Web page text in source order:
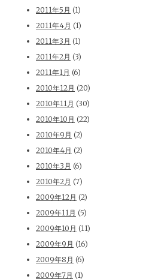
2011年5月 (1)
2011年4月 (1)
2011年3月 (1)
2011年2月 (3)
2011年1月 (6)
2010年12月 (20)
2010年11月 (30)
2010年10月 (22)
2010年9月 (2)
2010年4月 (2)
2010年3月 (6)
2010年2月 (7)
2009年12月 (2)
2009年11月 (5)
2009年10月 (11)
2009年9月 (16)
2009年8月 (6)
2009年7月 (1)